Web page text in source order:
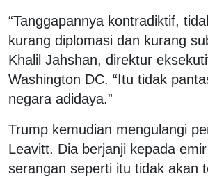
“Tanggapannya kontradiktif,
kurang diplomasi dan kurang
Khalil Jahshan, direktur
Washington DC. “Itu tidak
negara adidaya.”
Trump kemudian mengulangi
Leavitt. Dia berjanji kepada
serangan seperti itu tidak akan